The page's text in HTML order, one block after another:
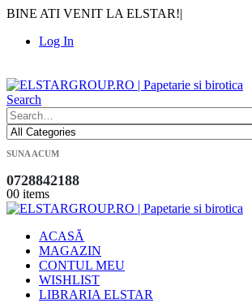
BINE ATI VENIT LA ELSTAR!|
Log In
Search
SUNA ACUM
0728842188
00 items
ACASĂ
MAGAZIN
CONTUL MEU
WISHLIST
LIBRARIA ELSTAR